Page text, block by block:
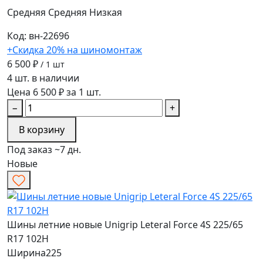
Средняя Средняя Низкая
Код: вн-22696
+Скидка 20% на шиномонтаж
6 500 ₽ / 1 шт
4 шт. в наличии
Цена 6 500 ₽ за 1 шт.
−
+
В корзину
Под заказ ~7 дн.
Новые
Шины летние новые Unigrip Leteral Force 4S 225/65
R17 102H
Ширина225